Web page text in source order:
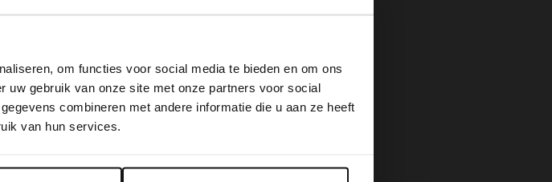
om functies voor social media te bieden en om ons
uw gebruik van onze site met onze partners voor social
combineren met andere informatie die u aan ze heeft
van hun services.
×
Dutch. Would you like to